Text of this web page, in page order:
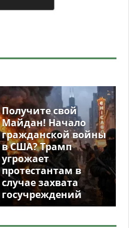
Получите свой
Майдан! Начало
гражданской войны
в США? Трамп
угрожает
протестантам в
случае захвата
госучреждений